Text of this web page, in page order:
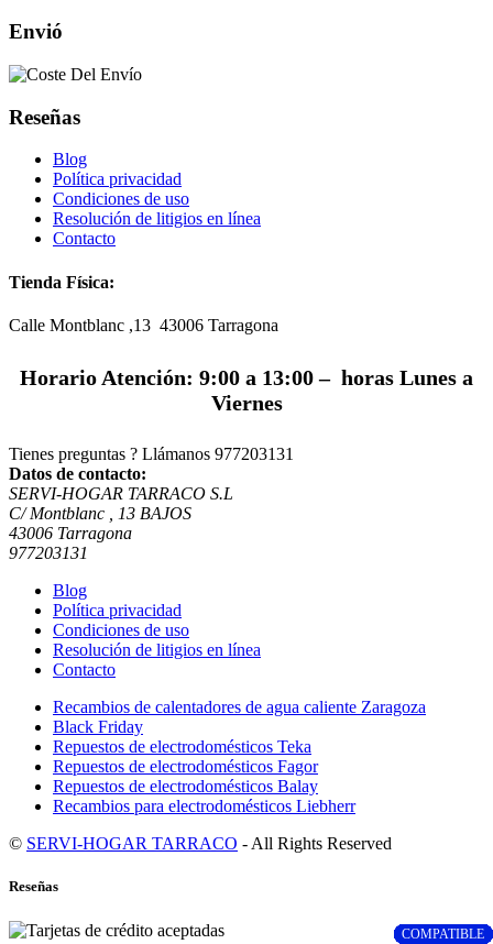
COMPATIBLE
COMPATIBLE
COMPATIBLE
COMPATIBLE
COMPATIBLE
COMPATIBLE
COMPATIBLE
COMPATIBLE
COMPATIBLE
COMPATIBLE
COMPATIBLE
COMPATIBLE
COMPATIBLE
COMPATIBLE
COMPATIBLE
COMPATIBLE
COMPATIBLE
COMPATIBLE
COMPATIBLE
COMPATIBLE
Envió
Reseñas
Blog
Política privacidad
Condiciones de uso
Resolución de litigios en línea
Contacto
Tienda Física:
Calle Montblanc ,13 43006 Tarragona
Horario Atención: 9:00 a 13:00 – horas Lunes a
Viernes
Tienes preguntas ? Llámanos 977203131
Datos de contacto:
SERVI-HOGAR TARRACO S.L
C/ Montblanc , 13 BAJOS
43006 Tarragona
977203131
Blog
Política privacidad
Condiciones de uso
Resolución de litigios en línea
Contacto
Recambios de calentadores de agua caliente Zaragoza
Black Friday
Repuestos de electrodomésticos Teka
Repuestos de electrodomésticos Fagor
Repuestos de electrodomésticos Balay
Recambios para electrodomésticos Liebherr
© SERVI-HOGAR TARRACO - All Rights Reserved
Reseñas